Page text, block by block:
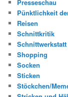
Presseschau
Pünktlichkeit
Reisen
Schnittkritik
Schnittwerkstatt
Shopping
Socken
Sticken
Stöckchen/